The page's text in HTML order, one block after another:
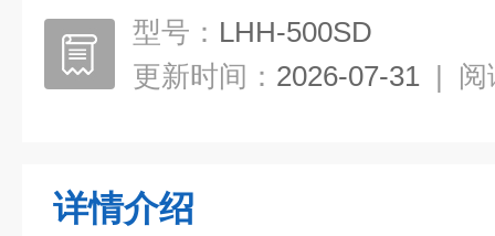
型号： LHH-500SD
更新时间： 2026-07-31 | 阅
详情介绍